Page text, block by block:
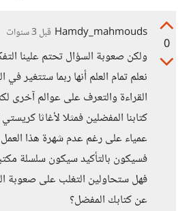
0
Hamdy_mahmouds قبل 3 سنوات
ولكن صعوبة السؤال تحتم علينا
نعلم تمام العلم أنها ربما ستتغير
القراءة والتعرف على عوالم آخرى
كتابنا المفضلين فمثلا لأغاثا
عمياء على رغم عدم شهرة هذا
فسيكون بالتأكيد سيكون سلسلة
فهل ستحاولين التغلب على صعوبة
عن كتابك المفضل؟